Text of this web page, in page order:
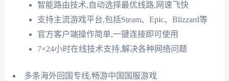
智能路由技术,自动选择最优线路,网速飞快
支持主流游戏平台,包括Steam、Epic、Blizzard等
官方客户端操作简单,一键连接即可使用
7×24小时在线技术支持,解决各种网络问题
多条海外回国专线,畅游中国国服游戏